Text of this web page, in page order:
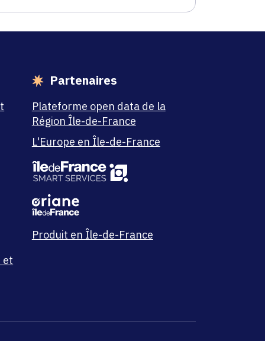
et
Partenaires
Plateforme open data de la
Région Île-de-France
L'Europe en Île-de-France
Produit en Île-de-France